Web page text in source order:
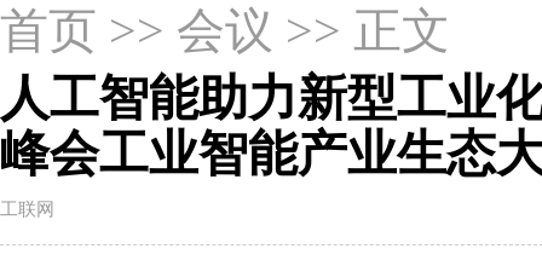
首页 >> 会议 >> 正文
人工智能助力新型工业
峰会工业智能产业生态
工联网